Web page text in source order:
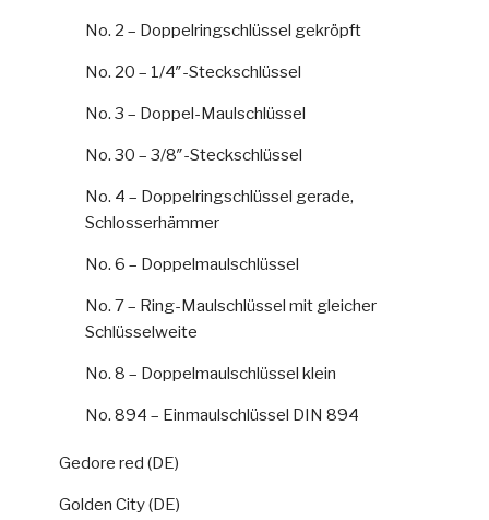
No. 2 – Doppelringschlüssel gekröpft
No. 20 – 1/4″-Steckschlüssel
No. 3 – Doppel-Maulschlüssel
No. 30 – 3/8″-Steckschlüssel
No. 4 – Doppelringschlüssel gerade,
Schlosserhämmer
No. 6 – Doppelmaulschlüssel
No. 7 – Ring-Maulschlüssel mit gleicher
Schlüsselweite
No. 8 – Doppelmaulschlüssel klein
No. 894 – Einmaulschlüssel DIN 894
Gedore red (DE)
Golden City (DE)